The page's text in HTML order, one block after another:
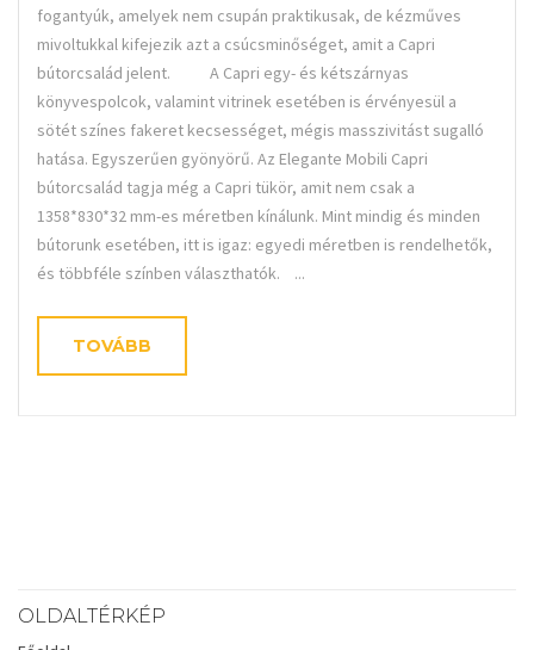
fogantyúk, amelyek nem csupán praktikusak, de kézműves
mivoltukkal kifejezik azt a csúcsminőséget, amit a Capri
bútorcsalád jelent. A Capri egy- és kétszárnyas
könyvespolcok, valamint vitrinek esetében is érvényesül a
sötét színes fakeret kecsességet, mégis masszivitást sugalló
hatása. Egyszerűen gyönyörű. Az Elegante Mobili Capri
bútorcsalád tagja még a Capri tükör, amit nem csak a
1358*830*32 mm-es méretben kínálunk. Mint mindig és minden
bútorunk esetében, itt is igaz: egyedi méretben is rendelhetők,
és többféle színben választhatók. ...
TOVÁBB
OLDALTÉRKÉP